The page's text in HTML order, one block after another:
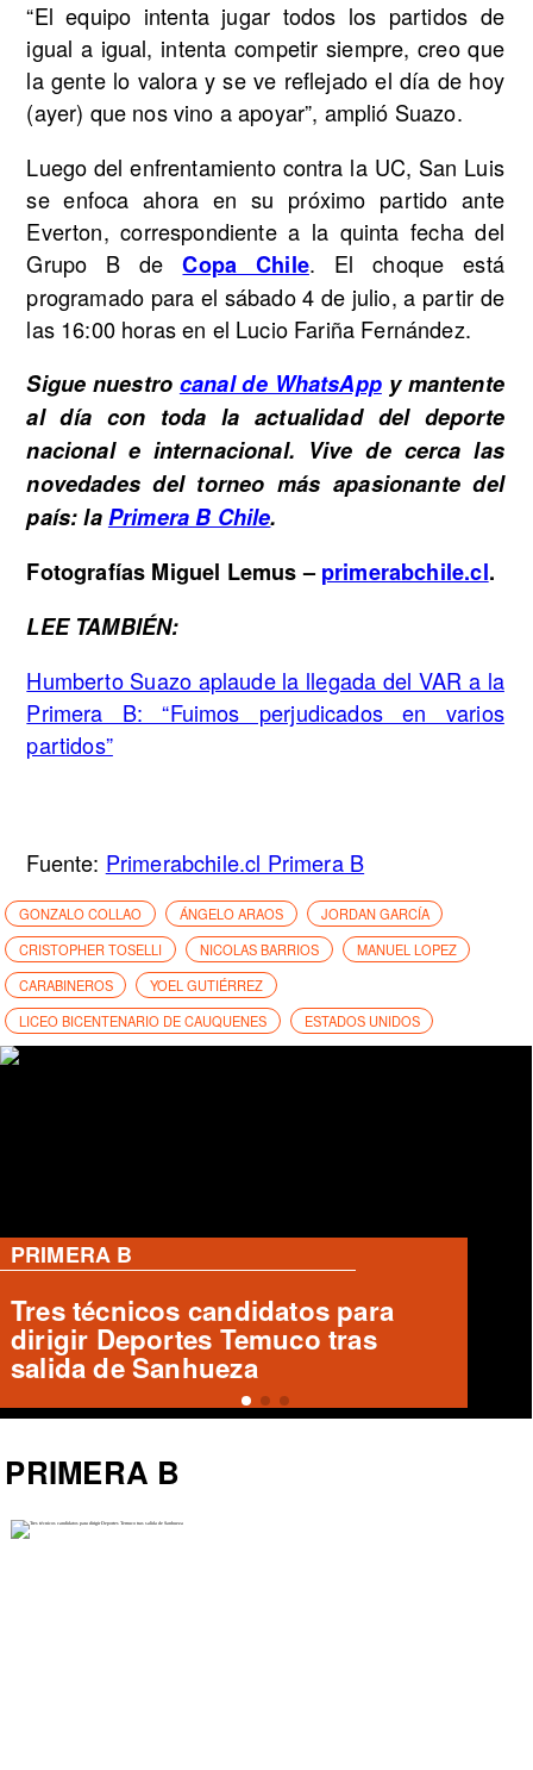
“El equipo intenta jugar todos los partidos de
igual a igual, intenta competir siempre, creo que
la gente lo valora y se ve reflejado el día de hoy
(ayer) que nos vino a apoyar”, amplió Suazo.
Luego del enfrentamiento contra la UC, San Luis
se enfoca ahora en su próximo partido ante
Everton, correspondiente a la quinta fecha del
Grupo B deCopa Chile. El choque está
programado para el sábado 4 de julio, a partir de
las 16:00 horas en el Lucio Fariña Fernández.
Sigue nuestro canal de WhatsAppy mantente
al día con toda la actualidad del deporte
nacional e internacional. Vive de cerca las
novedades del torneo más apasionante del
país: laPrimera B Chile.
Fotografías Miguel Lemus – primerabchile.cl.
LEE TAMBIÉN:
Humberto Suazo aplaude la llegada del VAR a la
Primera B: “Fuimos perjudicados en varios
partidos”
Fuente: Primerabchile.cl Primera B
GONZALO COLLAO ÁNGELO ARAOS
JORDAN GARCÍA
CRISTOPHER TOSELLI
NICOLAS BARRIOS
MANUEL LOPEZ
CARABINEROS
YOEL GUTIÉRREZ
LICEO BICENTENARIO DE CAUQUENES
ESTADOS UNIDOS
PRIMERA B
Emilio Mancilla de Puerto Montt
se prepara para enfrentar a Santa
Cruz
PRIMERA B